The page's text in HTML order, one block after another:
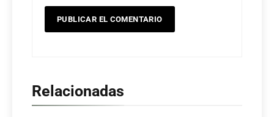
Relacionadas